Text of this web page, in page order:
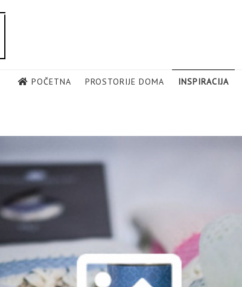
POČETNA PROSTORIJE DOMA INSPIRACIJA